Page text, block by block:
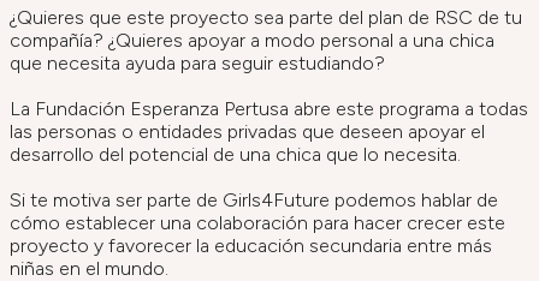
¿Quieres que este proyecto sea parte del plan de RSC de tu
compañía? ¿Quieres apoyar a modo personal a una chica
que necesita ayuda para seguir estudiando?
La Fundación Esperanza Pertusa abre este programa a todas
las personas o entidades privadas que deseen apoyar el
desarrollo del potencial de una chica que lo necesita.
Si te motiva ser parte de Girls4Future podemos hablar de
cómo establecer una colaboración para hacer crecer este
proyecto y favorecer la educación secundaria entre más
niñas en el mundo.